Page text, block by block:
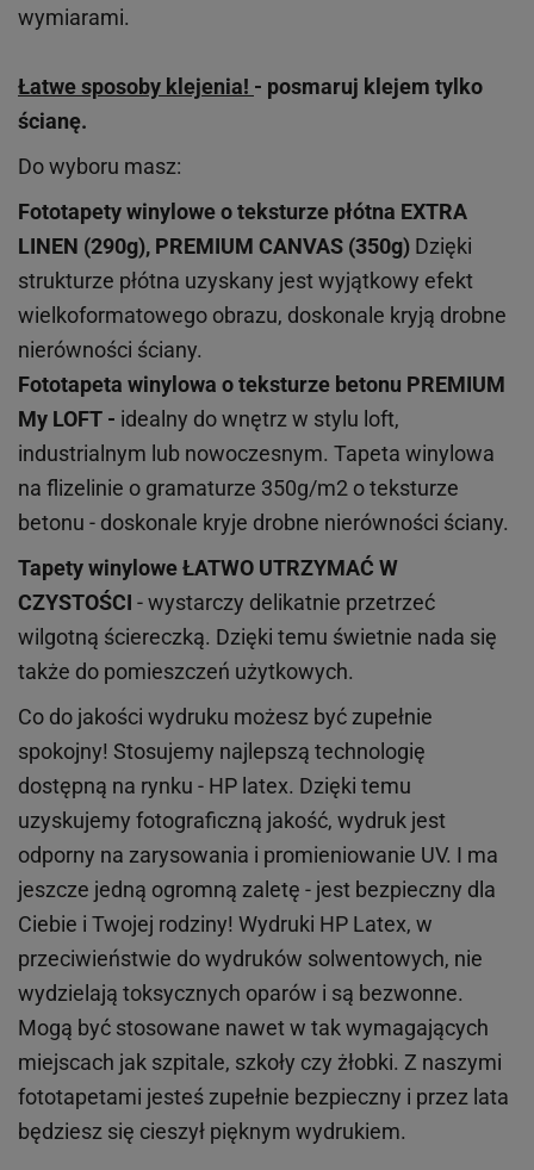
wymiarami.
Łatwe sposoby klejenia! - posmaruj klejem tylko
ścianę.
Do wyboru masz:
Fototapety winylowe oteksturze płótna EXTRA
LINEN (290g), PREMIUM CANVAS (350g) Dzięki
strukturze płótna uzyskany jest wyjątkowy efekt
wielkoformatowego obrazu, doskonale kryją drobne
nierówności ściany.
Fototapeta winylowa oteksturze betonu PREMIUM
My LOFT - idealny do wnętrz w stylu loft,
industrialnym lub nowoczesnym. Tapeta winylowa
na flizelinie o gramaturze 350g/m2 o teksturze
betonu - doskonale kryje drobne nierówności ściany.
Tapety winyloweŁATWO UTRZYMAĆ W
CZYSTOŚCI - wystarczy delikatnie przetrzeć
wilgotną ściereczką. Dzięki temu świetnie nada się
także do pomieszczeń użytkowych.
Co do jakości wydruku możesz być zupełnie
spokojny! Stosujemy najlepszą technologię
dostępną na rynku - HP latex. Dzięki temu
uzyskujemy fotograficzną jakość, wydruk jest
odporny na zarysowania i promieniowanie UV. I ma
jeszcze jedną ogromną zaletę - jest bezpieczny dla
Ciebie i Twojej rodziny! Wydruki HP Latex, w
przeciwieństwie do wydruków solwentowych, nie
wydzielają toksycznych oparów i są bezwonne.
Mogą być stosowane nawet w tak wymagających
miejscach jak szpitale, szkoły czy żłobki. Z naszymi
fototapetami jesteś zupełnie bezpieczny i przez lata
będziesz się cieszył pięknym wydrukiem.